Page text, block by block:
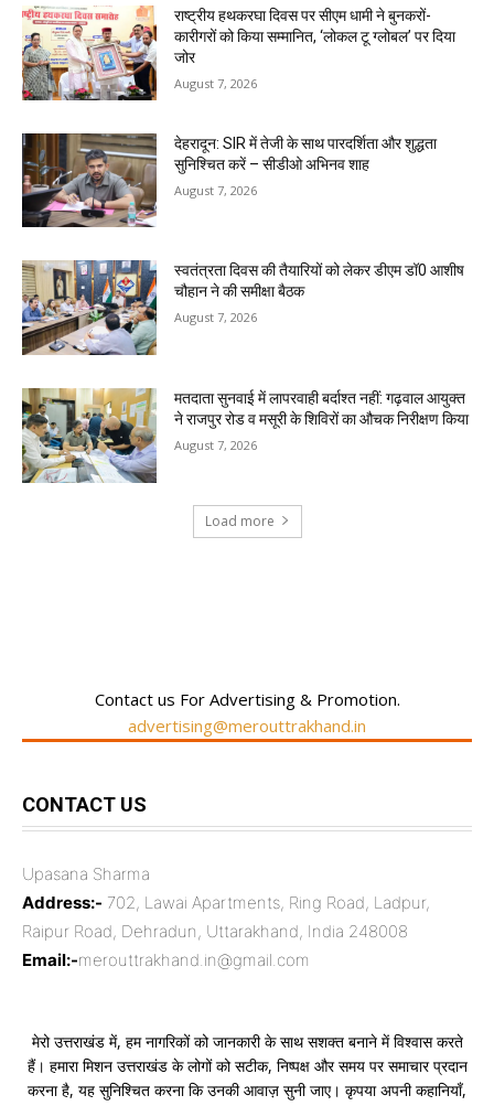
राष्ट्रीय हथकरघा दिवस पर सीएम धामी ने बुनकरों-
कारीगरों को किया सम्मानित, ‘लोकल टू ग्लोबल’ पर दिया
जोर
August 7, 2026
देहरादून: SIR में तेजी के साथ पारदर्शिता और शुद्धता
सुनिश्चित करें – सीडीओ अभिनव शाह
August 7, 2026
स्वतंत्रता दिवस की तैयारियों को लेकर डीएम डॉ0 आशीष
चौहान ने की समीक्षा बैठक
August 7, 2026
मतदाता सुनवाई में लापरवाही बर्दाश्त नहीं: गढ़वाल आयुक्त
ने राजपुर रोड व मसूरी के शिविरों का औचक निरीक्षण किया
August 7, 2026
Load more
Contact us For Advertising & Promotion.
advertising@merouttrakhand.in
CONTACT US
Upasana Sharma
Address:- 702, Lawai Apartments, Ring Road, Ladpur,
Raipur Road, Dehradun, Uttarakhand, India 248008
Email:-merouttrakhand.in@gmail.com
मेरो उत्तराखंड में, हम नागरिकों को जानकारी के साथ सशक्त बनाने में विश्वास करते
हैं। हमारा मिशन उत्तराखंड के लोगों को सटीक, निष्पक्ष और समय पर समाचार प्रदान
करना है, यह सुनिश्चित करना कि उनकी आवाज़ सुनी जाए। कृपया अपनी कहानियाँ,